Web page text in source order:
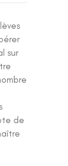
sur
de